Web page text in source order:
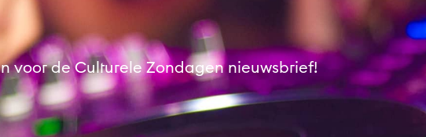
voor de Culturele Zondagen nieuwsbrief!